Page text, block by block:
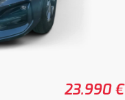
23.990 €